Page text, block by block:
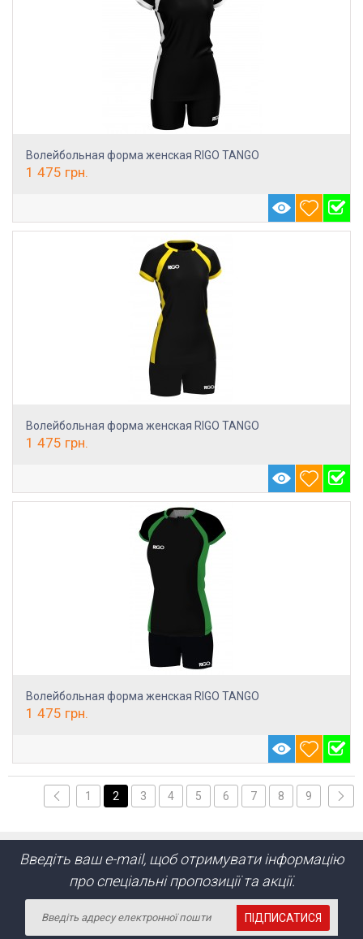
Волейбольная форма женская RIGO TANGO
1 475 грн.
Волейбольная форма женская RIGO TANGO
1 475 грн.
Волейбольная форма женская RIGO TANGO
1 475 грн.
1 2 3 4 5 6 7 8 9
Введіть ваш e-mail, щоб отримувати інформацію
про спеціальні пропозиції та акції.
ПІДПИСАТИСЯ